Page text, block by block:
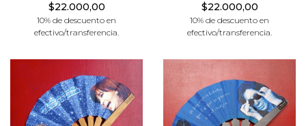
$22.000,00
10% de descuento en
efectivo/transferencia.
$22.000,00
10% de descuento en
efectivo/transferencia.